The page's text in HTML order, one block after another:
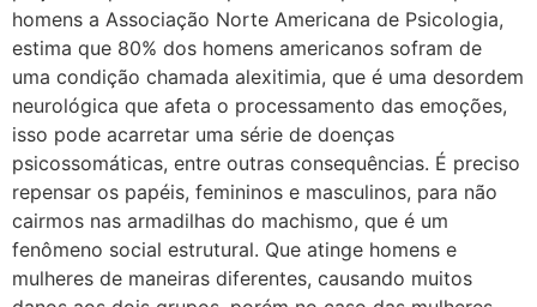
homens a Associação Norte Americana de Psicologia,
estima que 80% dos homens americanos sofram de
uma condição chamada alexitimia, que é uma desordem
neurológica que afeta o processamento das emoções,
isso pode acarretar uma série de doenças
psicossomáticas, entre outras consequências. É preciso
repensar os papéis, femininos e masculinos, para não
cairmos nas armadilhas do machismo, que é um
fenômeno social estrutural. Que atinge homens e
mulheres de maneiras diferentes, causando muitos